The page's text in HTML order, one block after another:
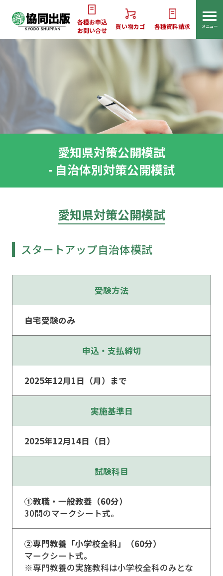
各種お申込
お問い合せ
買い物カゴ 各種資料請求 メニュー
愛知県対策公開模試
- ⾃治体別対策公開模試
愛知県対策公開模試
スタートアップ自治体模試
受験方法
自宅受験のみ
申込・支払締切
2025年12月1日（月）まで
実施基準日
2025年12月14日（日）
試験科目
①教職・一般教養（60分）
30問のマークシート式。
②専門教養「小学校全科」（60分）
マークシート式。
※専門教養の実施教科は小学校全科のみとな